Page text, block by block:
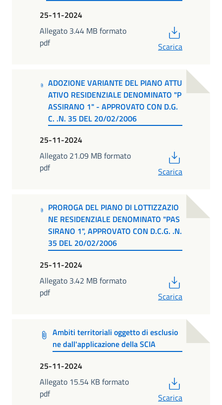
25-11-2024
Allegato 3.44 MB formato
pdf
Scarica
ADOZIONE VARIANTE DEL PIANO ATTU
ATIVO RESIDENZIALE DENOMINATO "P
ASSIRANO 1" - APPROVATO CON D.G.
C. .N. 35 DEL 20/02/2006
25-11-2024
Allegato 21.09 MB formato
pdf
Scarica
PROROGA DEL PIANO DI LOTTIZZAZIO
NE RESIDENZIALE DENOMINATO "PAS
SIRANO 1", APPROVATO CON D.C.G. .N.
35 DEL 20/02/2006
25-11-2024
Allegato 3.42 MB formato
pdf
Scarica
Ambiti territoriali oggetto di esclusio
ne dall'applicazione della SCIA
25-11-2024
Allegato 15.54 KB formato
pdf
Scarica